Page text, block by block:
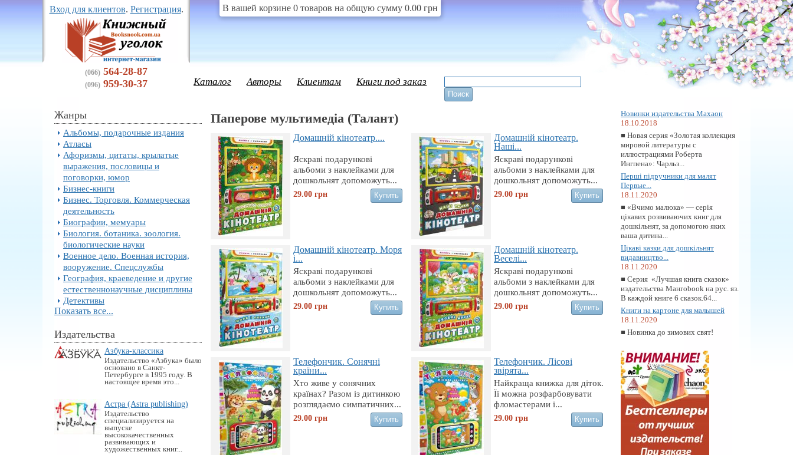
Вход для клиентов. Регистрация.
(066) 564-28-87
(096) 959-30-37
В вашей корзине 0 товаров на общую сумму 0.00 грн
Каталог Авторы Клиентам Книги под заказ
Жанры
Альбомы, подарочные издания
Атласы
Афоризмы, цитаты, крылатые
выражения, пословицы и
поговорки, юмор
Бизнес-книги
Бизнес. Торговля. Коммерческая
деятельность
Биографии, мемуары
Биология. ботаника. зоология.
биологические науки
Военное дело. Военная история,
вооружение. Спецслужбы
География, краеведение и другие
естественнонаучные дисциплины
Детективы
Показать все...
Издательства
Азбука-классика
Издательство «Азбука» было
основано в Санкт-
Петербурге в 1995 году. В
настоящее время это...
Астра (Astra publishing)
Издательство
специализируется на
выпуске
высококачественных
развивающих и
художественных книг...
Новинки издательства Махаон
18.10.2018
■ Новая серия «Золотая коллекция
мировой литературы с
иллюстрациями Роберта
Ингпена»: Чарльз...
Перші підручники для малят
Первые...
18.11.2020
■ «Вчимо малюка» — серія
цікавих розвиваючих книг для
дошкільнят, за допомогою яких
ваша дитина...
Цікаві казки для дошкільнят
видавництво...
18.11.2020
■ Серия «Лучшая книга сказок»
издательства Мангоbook на рус. яз.
В каждой книге 6 сказок.64...
Книги на картоне для малышей
18.11.2020
■ Новинка до зимових свят!
Паперове мультимедіа (Талант)
Домашній кінотеатр....
Яскраві подарункові
альбоми з наклейками для
дошкольнят допоможуть...
29.00 грн
Домашній кінотеатр.
Наші...
Яскраві подарункові
альбоми з наклейками для
дошкольнят допоможуть...
29.00 грн
Домашній кінотеатр. Моря
і...
Яскраві подарункові
альбоми з наклейками для
дошкольнят допоможуть...
29.00 грн
Домашній кінотеатр.
Веселі...
Яскраві подарункові
альбоми з наклейками для
дошкольнят допоможуть...
29.00 грн
Телефончик. Сонячні
країни...
Хто живе у сонячних
країнах? Разом із дитинкою
розглядаємо симпатичних...
29.00 грн
Телефончик. Лісові
звірята...
Найкраща книжка для діток.
Її можна розфарбовувати
фломастерами і...
29.00 грн